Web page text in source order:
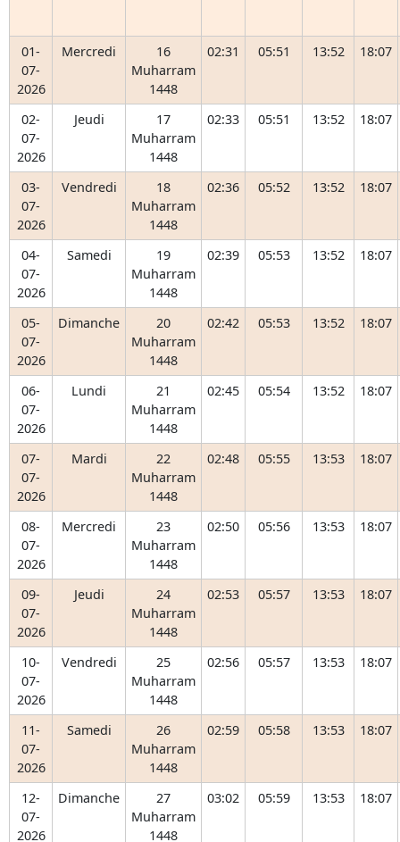
01-
07-
2026
Mercredi
16
Muharram
1448
02:31 05:51 13:52 18:07
02-
07-
2026
Jeudi
17
Muharram
1448
02:33 05:51 13:52 18:07
03-
07-
2026
Vendredi
18
Muharram
1448
02:36 05:52 13:52 18:07
04-
07-
2026
Samedi
19
Muharram
1448
02:39 05:53 13:52 18:07
05-
07-
2026
Dimanche
20
Muharram
1448
02:42 05:53 13:52 18:07
06-
07-
2026
Lundi
21
Muharram
1448
02:45 05:54 13:52 18:07
07-
07-
2026
Mardi
22
Muharram
1448
02:48 05:55 13:53 18:07
08-
07-
2026
Mercredi
23
Muharram
1448
02:50 05:56 13:53 18:07
09-
07-
2026
Jeudi
24
Muharram
1448
02:53 05:57 13:53 18:07
10-
07-
2026
Vendredi
25
Muharram
1448
02:56 05:57 13:53 18:07
11-
07-
2026
Samedi
26
Muharram
1448
02:59 05:58 13:53 18:07
12-
07-
2026
Dimanche
27
Muharram
1448
03:02 05:59 13:53 18:07